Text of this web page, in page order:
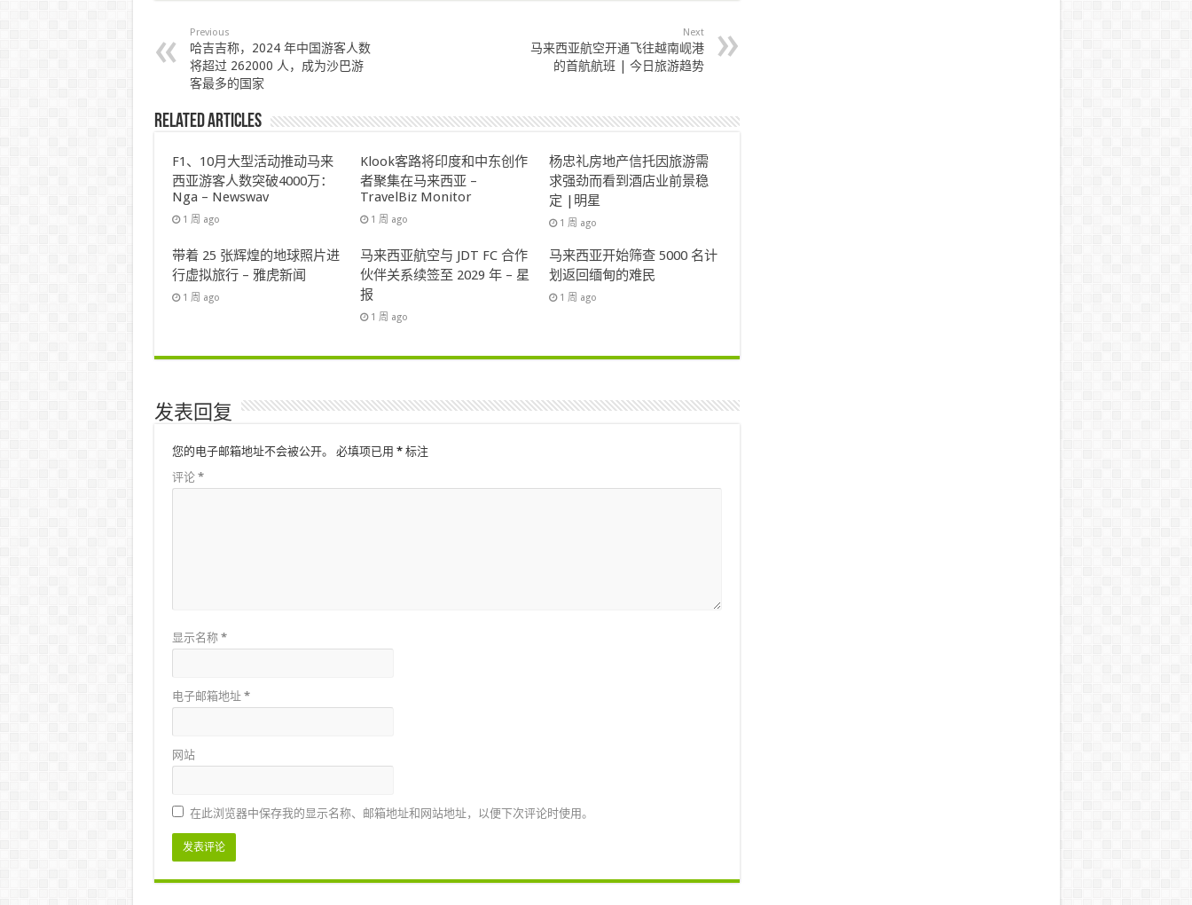
Previous
哈吉吉称，2024 年中国游客人数
将超过 262000 人，成为沙巴游
客最多的国家
Next
马来西亚航空开通飞往越南岘港
的首航航班 | 今日旅游趋势
Related Articles
F1、10月大型活动推动马来
西亚游客人数突破4000万：
Nga – Newswav
1 周 ago
Klook客路将印度和中东创作
者聚集在马来西亚 –
TravelBiz Monitor
1 周 ago
杨忠礼房地产信托因旅游需
求强劲而看到酒店业前景稳
定 |明星
1 周 ago
带着 25 张辉煌的地球照片进
行虚拟旅行 – 雅虎新闻
1 周 ago
马来西亚航空与 JDT FC 合作
伙伴关系续签至 2029 年 – 星
报
1 周 ago
马来西亚开始筛查 5000 名计
划返回缅甸的难民
1 周 ago
发表回复
您的电子邮箱地址不会被公开。 必填项已用 *标注
评论 *
显示名称 *
电子邮箱地址 *
网站
在此浏览器中保存我的显示名称、邮箱地址和网站地址，以便下次评论时使用。